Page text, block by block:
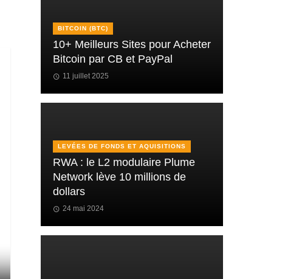
BITCOIN (BTC)
10+ Meilleurs Sites pour Acheter
Bitcoin par CB et PayPal
11 juillet 2025
LEVÉES DE FONDS ET AQUISITIONS
RWA : le L2 modulaire Plume
Network lève 10 millions de
dollars
24 mai 2024